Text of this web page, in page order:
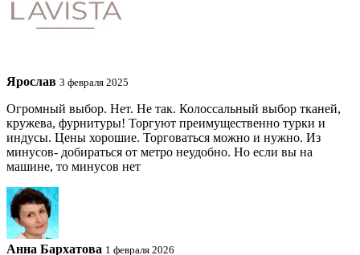
Ярослав 3 февраля 2025
Огромный выбор. Нет. Не так. Колоссальный выбор тканей,
кружева, фурнитуры! Торгуют преимущественно турки и
индусы. Цены хорошие. Торговаться можно и нужно. Из
минусов- добираться от метро неудобно. Но если вы на
машине, то минусов нет
Анна Бархатова 1 февраля 2026